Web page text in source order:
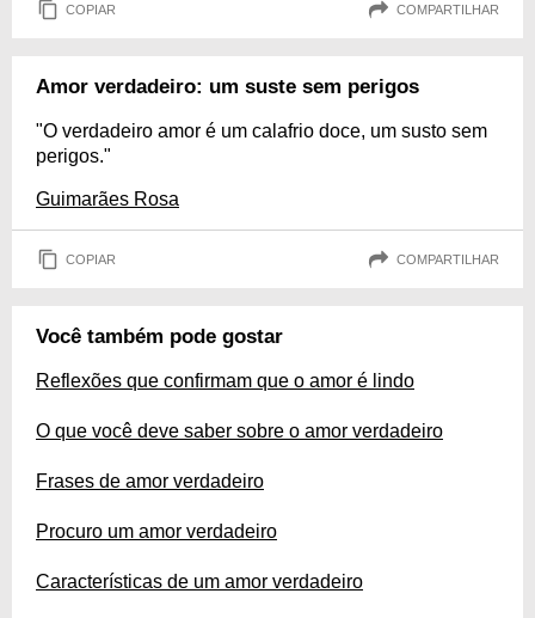
COPIAR COMPARTILHAR
Amor verdadeiro: um suste sem perigos
"O verdadeiro amor é um calafrio doce, um susto sem
perigos."
Guimarães Rosa
COPIAR COMPARTILHAR
Você também pode gostar
Reflexões que confirmam que o amor é lindo
O que você deve saber sobre o amor verdadeiro
Frases de amor verdadeiro
Procuro um amor verdadeiro
Características de um amor verdadeiro